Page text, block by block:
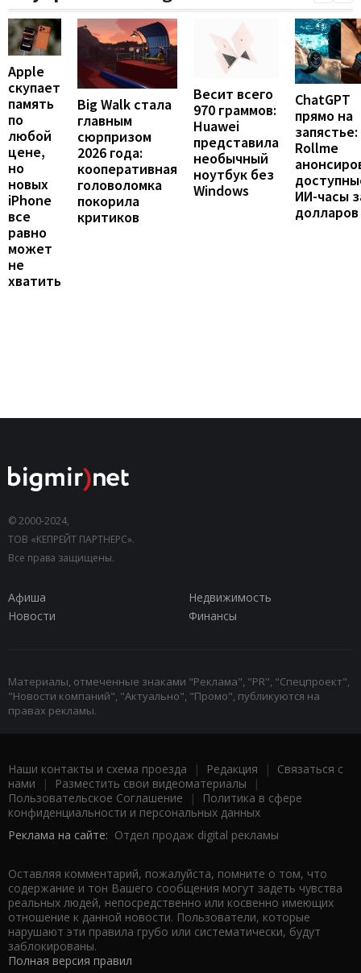
Apple
скупает
память
по
любой
цене,
но
новых
iPhone
все
равно
может
не
хватить
Big Walk стала
главным
сюрпризом
2026 года:
кооперативная
головоломка
покорила
критиков
Весит всего
970 граммов:
Huawei
представила
необычный
ноутбук без
Windows
ChatGPT
прямо на
запястье:
Rollme
ИИ-часы
долларов
© 2000-2024,
ТОВ «КЕПРЕЙТ ПАРТНЕРС».
Все права защищены.
Афиша
Недвижимость
Новости
Финансы
Материалы, отмеченные знаками "Реклама", "PR", "Спецпроект",
"Новости компаний", "Актуально", "Промо", публикуются на
правах рекламы.
Наши контакты и схема проезда | Редакция | Связаться с
нами | Разместить свои видеоматериалы |
Пользовательское Соглашение |
Политика в сфере
конфиденциальности и персональных данных
Реклама на сайте: Отдел продаж digital рекламы
Оставляя комментарий, пожалуйста, помните о том, что
содержание и тон Вашего сообщения могут задеть чувства
реальных людей, непосредственно или косвенно имеющих
отношение к данной новости. Пользователи, которые
нарушают эти правила грубо или систематически, будут
заблокированы.
Полная версия правил